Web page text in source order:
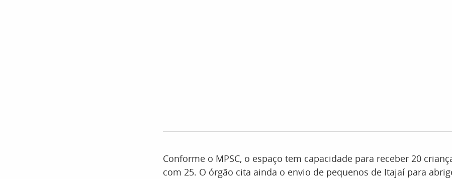
Conforme o MPSC, o espaço tem capacidade para receber 20
com 25. O órgão cita ainda o envio de pequenos de Itajaí para